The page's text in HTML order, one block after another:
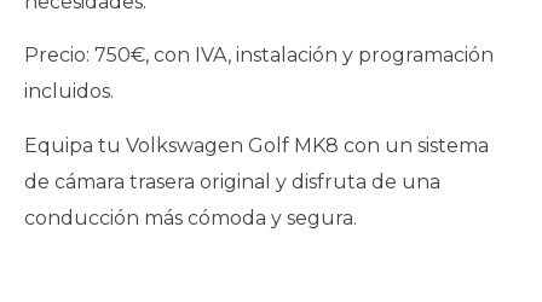
Precio: 750€, con IVA, instalación y programación
incluidos.
Equipa tu Volkswagen Golf MK8 con un sistema
de cámara trasera original y disfruta de una
conducción más cómoda y segura.